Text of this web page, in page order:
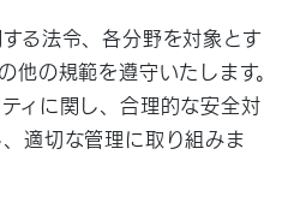
る法令、各分野を対象とす
他の規範を遵守いたします。
ィに関し、合理的な安全対
適切な管理に取り組みま